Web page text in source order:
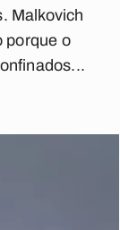
Malkovich
porque o